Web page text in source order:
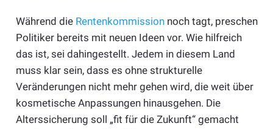
Während die Rentenkommissionnoch tagt, preschen
Politiker bereits mit neuen Ideen vor. Wie hilfreich
das ist, sei dahingestellt. Jedem in diesem Land
muss klar sein, dass es ohne strukturelle
Veränderungen nicht mehr gehen wird, die weit über
kosmetische Anpassungen hinausgehen. Die
Alterssicherung soll „fit für die Zukunft“ gemacht